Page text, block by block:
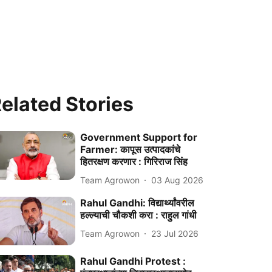
Stories
Government Support for
Farmer: कापूस उत्पादकांचे
हितरक्षण करणार : गिरिराज सिंह
Team Agrowon 03 Aug 2026
Rahul Gandhi: विद्यार्थ्यांवरील
हल्ल्याची चौकशी करा : राहुल गांधी
Team Agrowon 23 Jul 2026
Rahul Gandhi Protest :